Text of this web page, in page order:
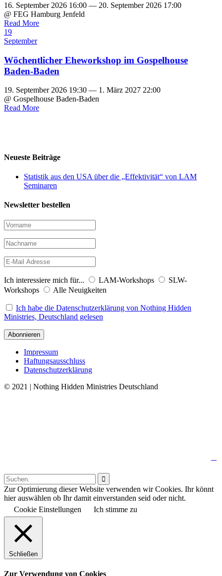
16. September 2026 16:00 — 20. September 2026 17:00
@ FEG Hamburg Jenfeld
Read More
19
September
Wöchentlicher Eheworkshop im Gospelhouse
Baden-Baden
19. September 2026 19:30 — 1. März 2027 22:00
@ Gospelhouse Baden-Baden
Read More
Neueste Beiträge
Statistik aus den USA über die „Effektivität“ von LAM
Seminaren
Newsletter bestellen
Ich interessiere mich für... LAM-Workshops
SLW-
Workshops
Alle Neuigkeiten
Ich habe die Datenschutzerklärung von Nothing Hidden
Ministries, Deutschland gelesen
Impressum
Haftungsausschluss
Datenschutzerklärung
© 2021 | Nothing Hidden Ministries Deutschland

Zur Optimierung dieser Website verwenden wir Cookies. Ihr könnt
hier auswählen ob Ihr damit einverstanden seid oder nicht.
Cookie Einstellungen
Ich stimme zu
Schließen
Zur Verwendung von Cookies